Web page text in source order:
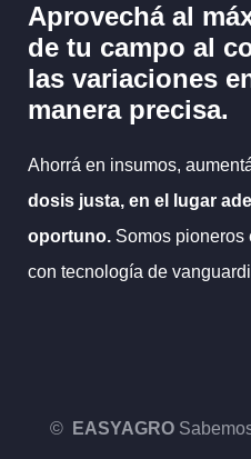
Aprovechá al
de tu campo al
las variaciones
manera precisa.
Ahorrá en insumos,
dosis justa, en el lugar
oportuno. Somos pioneros
con tecnología de
© EASYAGRO